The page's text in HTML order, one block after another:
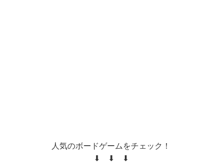
人気のボードゲームをチェック！
⬇ ⬇ ⬇